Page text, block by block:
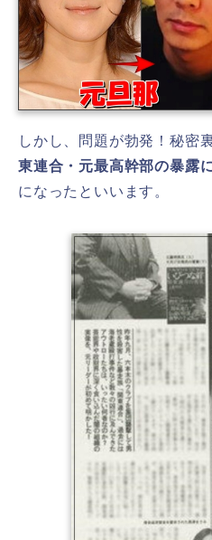
しかし、問題が勃発！秘密
東連合・元最高幹部の暴露
になったといいます。